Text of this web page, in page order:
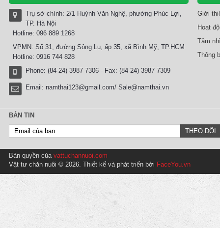
Trụ sở chính: 2/1 Huỳnh Văn Nghệ, phường Phúc Lợi,
TP. Hà Nội
Hotline: 096 889 1268
VPMN: Số 31, đường Sông Lu, ấp 35, xã Bình Mỹ, TP.HCM
Hotline: 0916 744 828
Phone: (84-24) 3987 7306 - Fax: (84-24) 3987 7309
Email: namthai123@gmail.com/ Sale@namthai.vn
Giới
Hoạt
Tầm
Thông
BẢN TIN
Bản quyền của vattuchannuoi.com
Vật tư chăn nuôi © 2026. Thiết kế và phát triển bởi FaceYou.vn